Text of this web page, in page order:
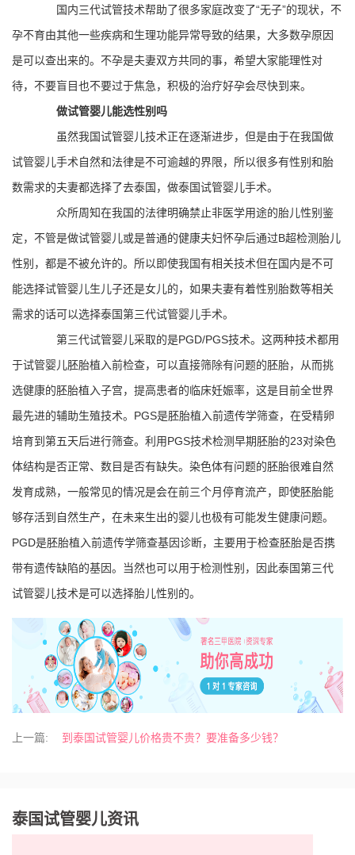
国内三代试管技术帮助了很多家庭改变了“无子”的现状，不
孕不育由其他一些疾病和生理功能异常导致的结果，大多数孕原因
是可以查出来的。不孕是夫妻双方共同的事，希望大家能理性对
待，不要盲目也不要过于焦急，积极的治疗好孕会尽快到来。
做试管婴儿能选性别吗
虽然我国试管婴儿技术正在逐渐进步，但是由于在我国做
试管婴儿手术自然和法律是不可逾越的界限，所以很多有性别和胎
数需求的夫妻都选择了去泰国，做泰国试管婴儿手术。
众所周知在我国的法律明确禁止非医学用途的胎儿性别鉴
定，不管是做试管婴儿或是普通的健康夫妇怀孕后通过B超检测胎儿
性别，都是不被允许的。所以即使我国有相关技术但在国内是不可
能选择试管婴儿生儿子还是女儿的，如果夫妻有着性别胎数等相关
需求的话可以选择泰国第三代试管婴儿手术。
第三代试管婴儿采取的是PGD/PGS技术。这两种技术都用
于试管婴儿胚胎植入前检查，可以直接筛除有问题的胚胎，从而挑
选健康的胚胎植入子宫，提高患者的临床妊娠率，这是目前全世界
最先进的辅助生殖技术。PGS是胚胎植入前遗传学筛查，在受精卵
培育到第五天后进行筛查。利用PGS技术检测早期胚胎的23对染色
体结构是否正常、数目是否有缺失。染色体有问题的胚胎很难自然
发育成熟，一般常见的情况是会在前三个月停育流产，即使胚胎能
够存活到自然生产，在未来生出的婴儿也极有可能发生健康问题。
PGD是胚胎植入前遗传学筛查基因诊断，主要用于检查胚胎是否携
带有遗传缺陷的基因。当然也可以用于检测性别，因此泰国第三代
试管婴儿技术是可以选择胎儿性别的。
上一篇: 到泰国试管婴儿价格贵不贵？要准备多少钱？
泰国试管婴儿资讯